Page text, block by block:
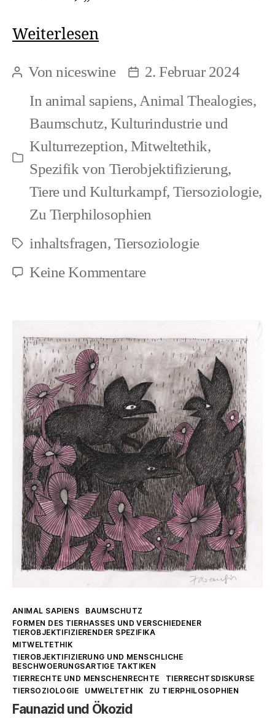
WeiterlesenÄsthetik
Zersetzen
Beitragsautor
Vonniceswine Beitragsdatum
2. Februar 2024
Kategorien
In animal sapiens, Animal Thealogies,
Baumschutz, Kulturindustrie und
Kulturrezeption, Mitweltethik,
Spezifik von Tierobjektifizierung,
Tiere und Kulturkampf,Tiersoziologie,
Zu Tierphilosophien
Schlagwörter
inhaltsfragen, Tiersoziologie
Keine Kommentarezu
Zersetzen
Kategorien
ANIMAL SAPIENS
BAUMSCHUTZ
FORMEN DES TIERHASSES UND VERSCHIEDENER
TIEROBJEKTIFIZIERENDER SPEZIFIKA
MITWELTETHIK
TIEROBJEKTIFIZIERUNG UND MENSCHLICHE
BESCHWOERUNGSARTIGE TAKTIKEN
TIERRECHTE UND MENSCHENRECHTE
TIERRECHTSDISKURSE
TIERSOZIOLOGIE
UMWELTETHIK ZU TIERPHILOSOPHIEN
Faunazid und Ökozid